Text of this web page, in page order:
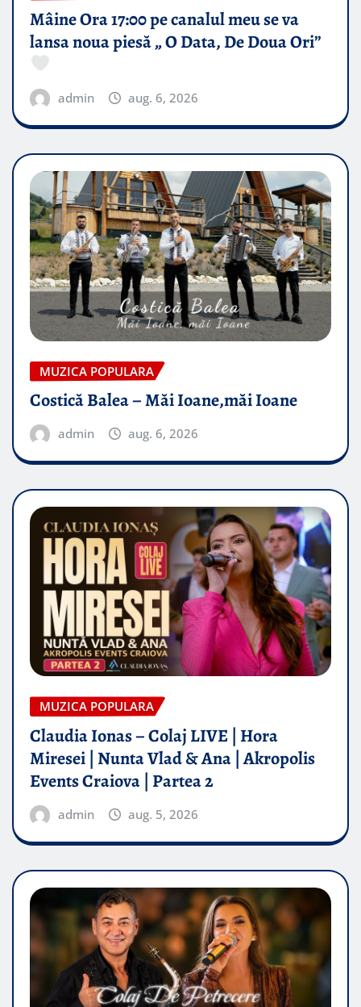
Mâine Ora 17:00 pe canalul meu se va
lansa noua piesă „ O Data, De Doua Ori”
admin aug. 6, 2026
MUZICA POPULARA
Costică Balea – Măi Ioane,măi Ioane
admin aug. 6, 2026
MUZICA POPULARA
Claudia Ionas – Colaj LIVE | Hora
Miresei | Nunta Vlad & Ana | Akropolis
Events Craiova | Partea 2
admin aug. 5, 2026